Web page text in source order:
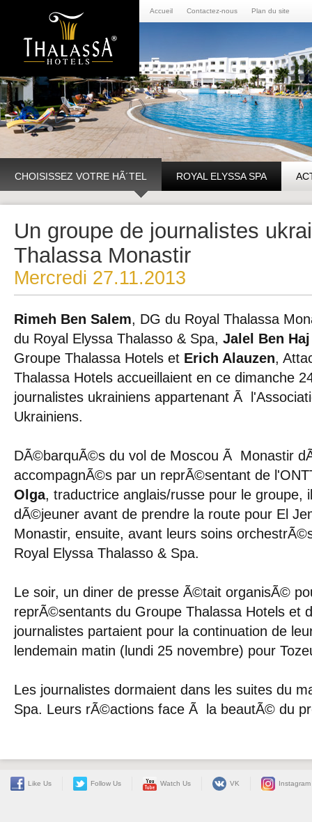
Accueil Contactez-nous Plan du site
CHOISISSEZ VOTRE HÃ´TEL ROYAL ELYSSA SPA
Un groupe de journalistes
Thalassa Monastir
Mercredi 27.11.2013
Rimeh Ben Salem, DG du Royal Thalassa
du Royal Elyssa Thalasso & Spa, Jalel Ben
Groupe Thalassa Hotels et Erich Alauzen,
Thalassa Hotels accueillaient en ce dimanche
journalistes ukrainiens appartenant Ã
Ukrainiens.
DÃ©barquÃ©s du vol de Moscou Ã Monastir
accompagnÃ©s par un reprÃ©sentant de
Olga, traductrice anglais/russe pour le groupe,
dÃ©jeuner avant de prendre la route pour El
Monastir, ensuite, avant leurs soins
Royal Elyssa Thalasso & Spa.
Le soir, un diner de presse Ã©tait organisÃ©
reprÃ©sentants du Groupe Thalassa Hotels et
journalistes partaient pour la continuation de
lendemain matin (lundi 25 novembre) pour
Les journalistes dormaient dans les suites du
Spa. Leurs rÃ©actions face Ã la beautÃ© du
Like Us Follow Us Watch Us VK Instagram